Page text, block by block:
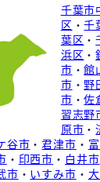
千葉市
区 ・千
葉区 ・
浜区 ・
市 ・館
市 ・ 野
市 ・佐
習志野
原市 ・
谷市 ・君津市 ・
・ 印西市 ・ 白井市
市 ・ いすみ市 ・